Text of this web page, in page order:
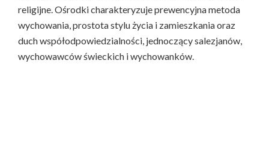
religijne. Ośrodki charakteryzuje prewencyjna metoda
wychowania, prostota stylu życia i zamieszkania oraz
duch współodpowiedzialności, jednoczący salezjanów,
wychowawców świeckich i wychowanków.